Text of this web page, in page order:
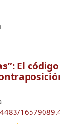
El código